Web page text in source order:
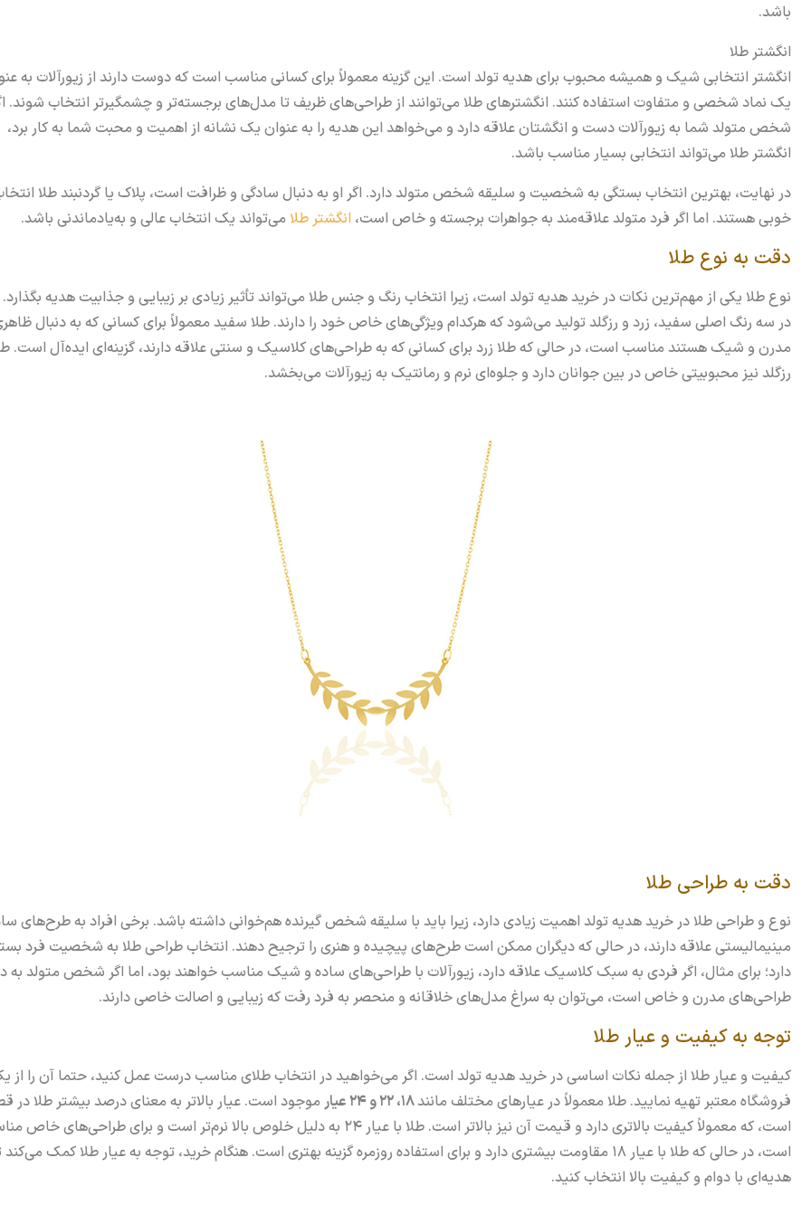
باشد.
انگشتر طلا
انگشتر انتخابی شیک و همیشه محبوب برای هدیه تولد است. این گزینه معمولاً برای کسانی مناسب است که دوست دارند از زیورآلات به
یک نماد شخصی و متفاوت استفاده کنند. انگشترهای طلا می‌توانند از طراحی‌های ظریف تا مدل‌های برجسته‌تر و چشمگیرتر انتخاب شوند.
شخص متولد شما به زیورآلات دست و انگشتان علاقه دارد و می‌خواهد این هدیه را به عنوان یک نشانه از اهمیت و محبت شما به کار برد،
انگشتر طلا می‌تواند انتخابی بسیار مناسب باشد.
در نهایت، بهترین انتخاب بستگی به شخصیت و سلیقه شخص متولد دارد. اگر او به دنبال سادگی و ظرافت است، پلاک یا گردنبند طلا
خوبی هستند. اما اگر فرد متولد علاقه‌مند به جواهرات برجسته و خاص است، انگشتر طلا می‌تواند یک انتخاب عالی و به‌یادماندنی باشد.
دقت به نوع طلا
نوع طلا یکی از مهم‌ترین نکات در خرید هدیه تولد است، زیرا انتخاب رنگ و جنس طلا می‌تواند تأثیر زیادی بر زیبایی و جذابیت هدیه بگذارد.
در سه رنگ اصلی سفید، زرد و رزگلد تولید می‌شود که هرکدام ویژگی‌های خاص خود را دارند. طلا سفید معمولاً برای کسانی که به دنبال
مدرن و شیک هستند مناسب است، در حالی که طلا زرد برای کسانی که به طراحی‌های کلاسیک و سنتی علاقه دارند، گزینه‌ای ایده‌آل است.
رزگلد نیز محبوبیتی خاص در بین جوانان دارد و جلوه‌ای نرم و رمانتیک به زیورآلات می‌بخشد.
دقت به طراحی طلا
نوع و طراحی طلا در خرید هدیه تولد اهمیت زیادی دارد، زیرا باید با سلیقه شخص گیرنده هم‌خوانی داشته باشد. برخی افراد به طرح‌های
مینیمالیستی علاقه دارند، در حالی که دیگران ممکن است طرح‌های پیچیده و هنری را ترجیح دهند. انتخاب طراحی طلا به شخصیت فرد
دارد؛ برای مثال، اگر فردی به سبک کلاسیک علاقه دارد، زیورآلات با طراحی‌های ساده و شیک مناسب خواهند بود، اما اگر شخص متولد به
طراحی‌های مدرن و خاص است، می‌توان به سراغ مدل‌های خلاقانه و منحصر به فرد رفت که زیبایی و اصالت خاصی دارند.
توجه به کیفیت و عیار طلا
کیفیت و عیار طلا از جمله نکات اساسی در خرید هدیه تولد است. اگر می‌خواهید در انتخاب طلای مناسب درست عمل کنید، حتما آن را از
فروشگاه معتبر تهیه نمایید. طلا معمولاً در عیارهای مختلف مانند
موجود است. عیار بالاتر به معنای درصد بیشتر طلا در
است، که معمولاً کیفیت بالاتری دارد و قیمت آن نیز بالاتر است. طلا با عیار 24 به دلیل خلوص بالا نرم‌تر است و برای طراحی‌های
است، در حالی که طلا با عیار 18 مقاومت بیشتری دارد و برای استفاده روزمره گزینه بهتری است. هنگام خرید، توجه به عیار طلا کمک می‌کند
هدیه‌ای با دوام و کیفیت بالا انتخاب کنید.